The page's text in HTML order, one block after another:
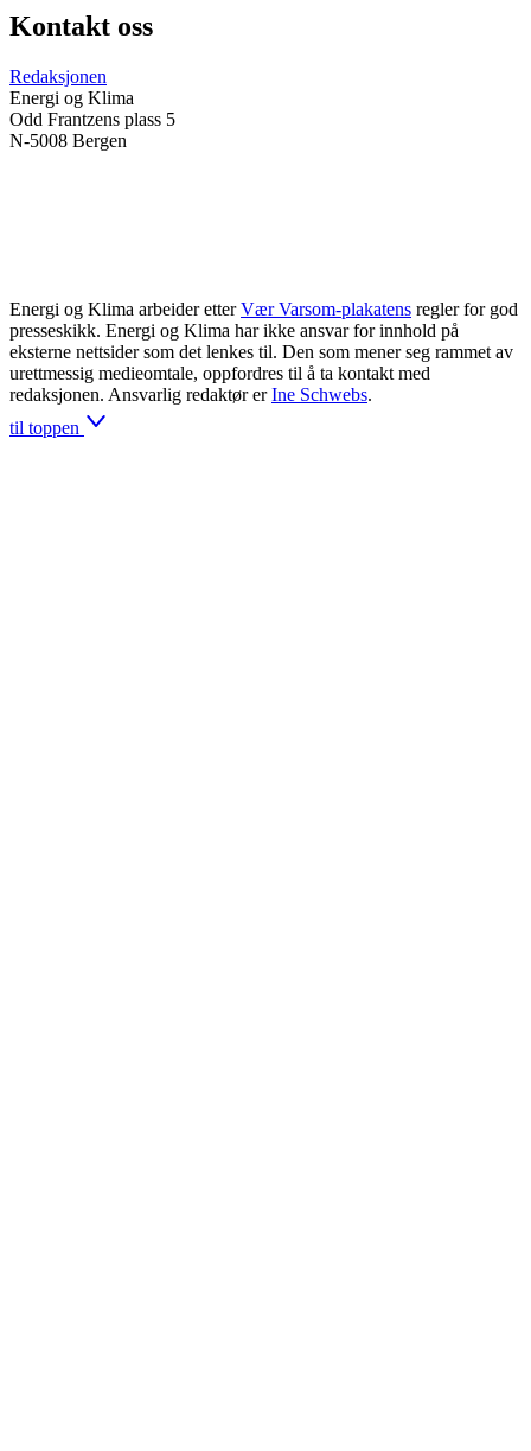
Kontakt oss
Redaksjonen
Energi og Klima
Odd Frantzens plass 5
N-5008 Bergen
Energi og Klima arbeider etter Vær Varsom-plakatens regler for god
presseskikk. Energi og Klima har ikke ansvar for innhold på
eksterne nettsider som det lenkes til. Den som mener seg rammet av
urettmessig medieomtale, oppfordres til å ta kontakt med
redaksjonen. Ansvarlig redaktør er Ine Schwebs.
til toppen